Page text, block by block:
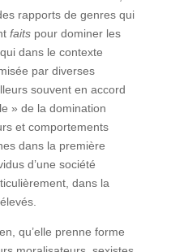
rapports de genres qui
faitspour dominer les
dans le contexte
par diverses
souvent en accord
» de la domination
et comportements
dans la première
d’une société
dans la
qu’elle prenne forme